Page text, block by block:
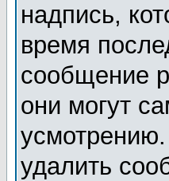
надпись,
время
сообщение
они могут
удалить